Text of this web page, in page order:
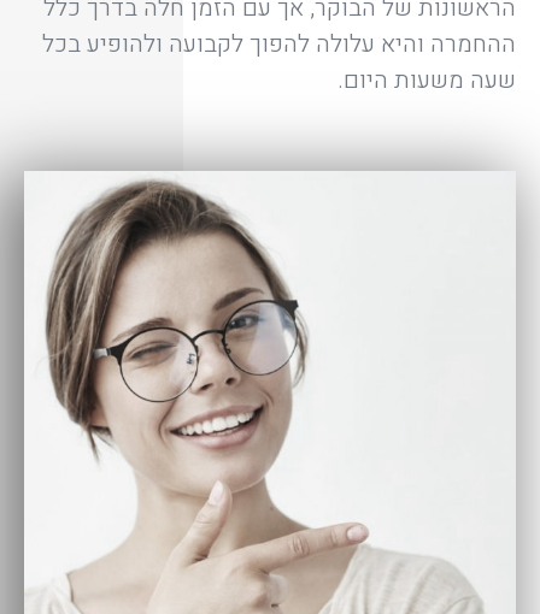
הראשונות של הבוקר, אך עם הזמן חלה בדרך כלל
ההחמרה והיא עלולה להפוך לקבועה ולהופיע בכל
שעה משעות היום.